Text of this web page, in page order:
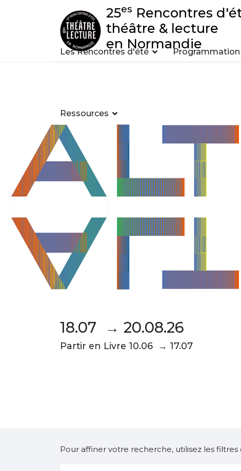
25es Rencontres
théâtre & lecture
en Normandie
Les Rencontres d'été Programmation
Ressources
18.07 → 20.08.26
Partir en Livre 10.06 → 17.07
Pour affiner votre recherche, utilisez les filtres